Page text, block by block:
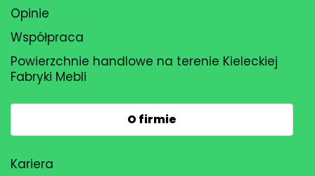
Opinie
Współpraca
Powierzchnie handlowe na terenie Kieleckiej
Fabryki Mebli
O firmie
Kariera